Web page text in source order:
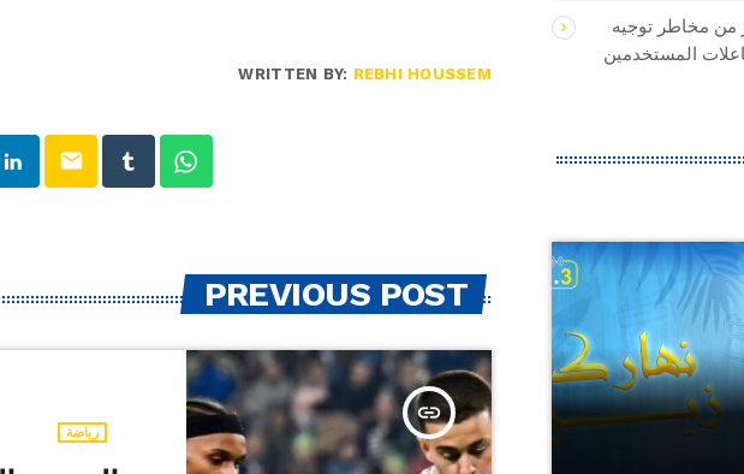
WRITTEN BY: REBHI HOUSSEM
email
PREVIOUS POST
insert_link
رياضة
من مخاطر توجيه
المستخدمين